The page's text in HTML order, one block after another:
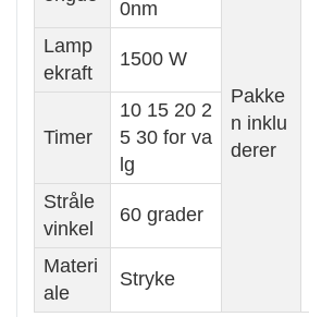
0nm
Pakke
n inklu
derer
Lamp
ekraft
1500 W
Timer
10 15 20 2
5 30 for va
lg
Stråle
vinkel
60 grader
Materi
ale
Stryke